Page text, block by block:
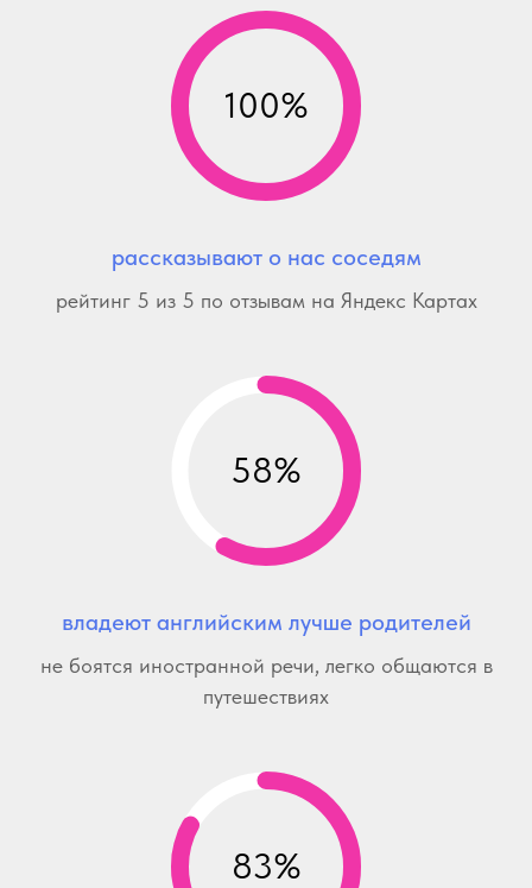
100%
рассказывают о нас соседям
рейтинг 5 из 5 по отзывам на Яндекс Картах
58%
владеют английским лучше родителей
не боятся иностранной речи, легко общаются в
путешествиях
83%